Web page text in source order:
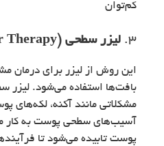
کم‌توان
3. لیزر سطحی (Superficial Laser Therapy)
این روش از لیزر برای درمان
بافت‌ها استفاده می‌شود. لیزر
مشکلاتی مانند آکنه، لکه‌های
آسیب‌های سطحی پوست به کار
پوست تابیده می‌شود تا